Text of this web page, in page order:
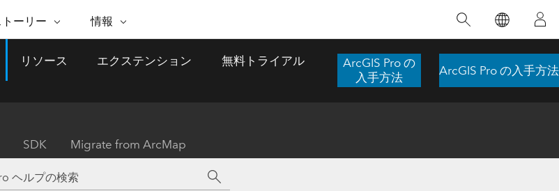
用
、編集、共有
Esri ストア
Esri の ArcGIS 製品
注目のイニシアティブ
セルフサービス
ArcGIS ブログ
ドキュメント
トーリー
ストーリー
Esri ブログ
世界のグローバルな GIS
術革新
ArcNews
業界ニュースと ArcGIS 更
情報
ESRI について
パートナー
イノベーションへの取り
組み
注目
リソース エクステンション 無料トライアル
ArcGIS Pro の
入手方法
ArcGIS Pro の入手方法
SDK Migrate from ArcMap